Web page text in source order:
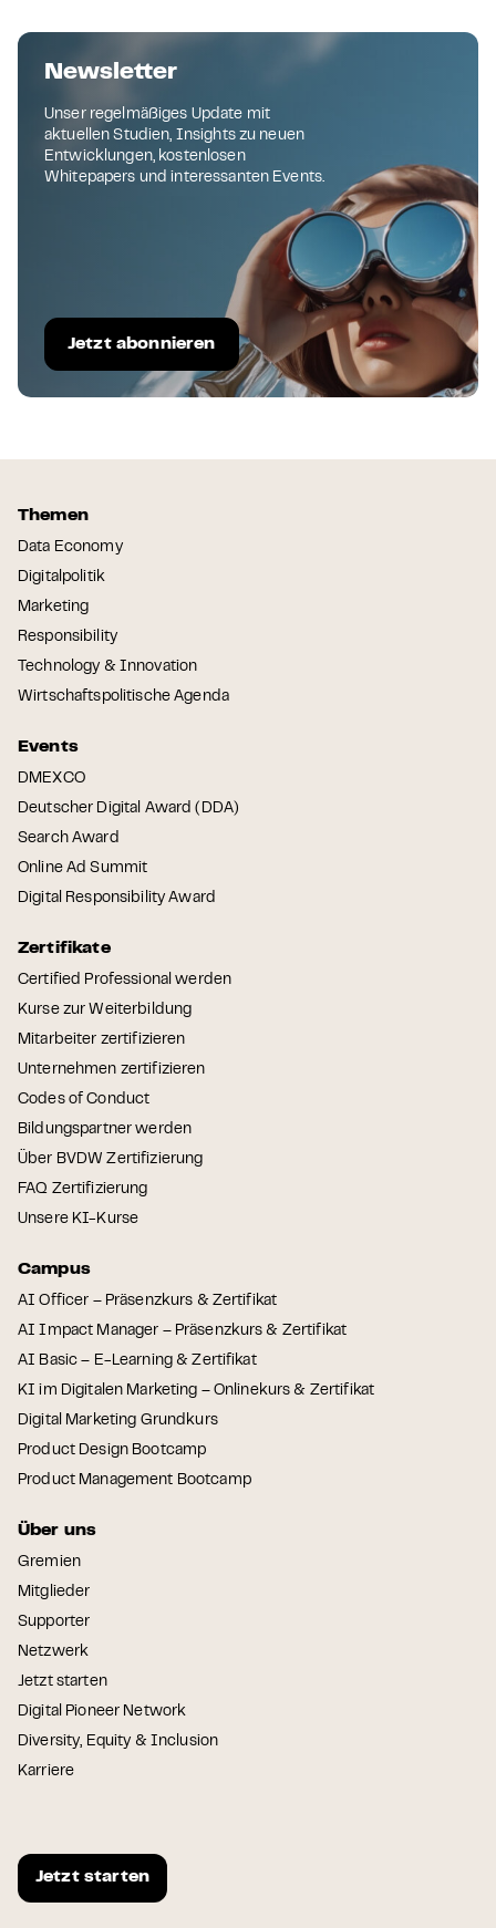
Newsletter
Unser regelmäßiges Update mit
aktuellen Studien, Insights zu neuen
Entwicklungen, kostenlosen
Whitepapers und interessanten Events.
Jetzt abonnieren
Themen
Data Economy
Digitalpolitik
Marketing
Responsibility
Technology & Innovation
Wirtschaftspolitische Agenda
Events
DMEXCO
Deutscher Digital Award (DDA)
Search Award
Online Ad Summit
Digital Responsibility Award
Zertifikate
Certified Professional werden
Kurse zur Weiterbildung
Mitarbeiter zertifizieren
Unternehmen zertifizieren
Codes of Conduct
Bildungspartner werden
Über BVDW Zertifizierung
FAQ Zertifizierung
Unsere KI-Kurse
Campus
AI Officer – Präsenzkurs & Zertifikat
AI Impact Manager – Präsenzkurs & Zertifikat
AI Basic – E-Learning & Zertifikat
KI im Digitalen Marketing – Onlinekurs & Zertifikat
Digital Marketing Grundkurs
Product Design Bootcamp
Product Management Bootcamp
Über uns
Gremien
Mitglieder
Supporter
Netzwerk
Jetzt starten
Digital Pioneer Network
Diversity, Equity & Inclusion
Karriere
Jetzt starten